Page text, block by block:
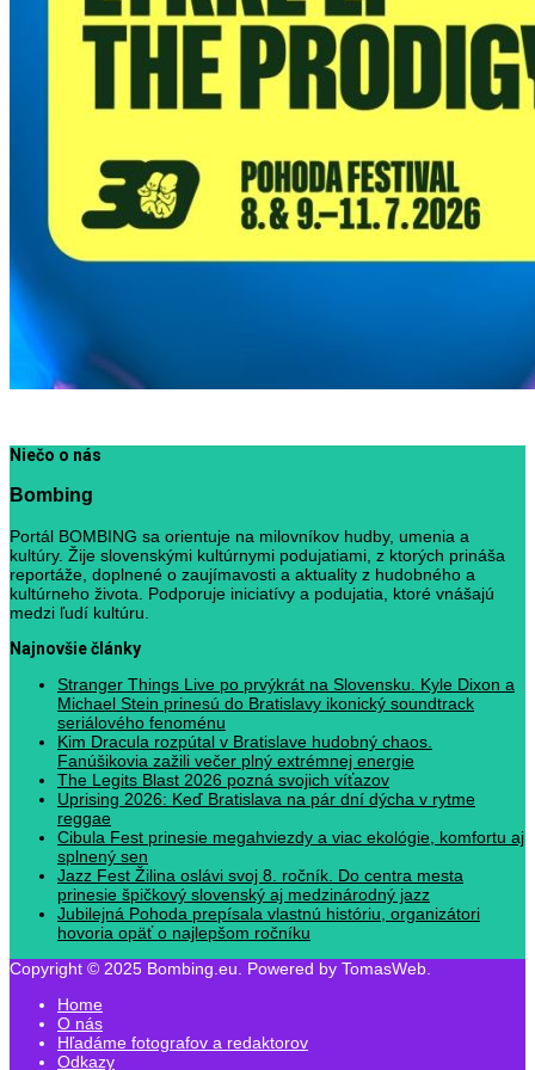
Niečo o nás
Bombing
Portál BOMBING sa orientuje na milovníkov hudby, umenia a
kultúry. Žije slovenskými kultúrnymi podujatiami, z ktorých prináša
reportáže, doplnené o zaujímavosti a aktuality z hudobného a
kultúrneho života. Podporuje iniciatívy a podujatia, ktoré vnášajú
medzi ľudí kultúru.
Najnovšie články
Stranger Things Live po prvýkrát na Slovensku. Kyle Dixon a
Michael Stein prinesú do Bratislavy ikonický soundtrack
seriálového fenoménu
Kim Dracula rozpútal v Bratislave hudobný chaos.
Fanúšikovia zažili večer plný extrémnej energie
The Legits Blast 2026 pozná svojich víťazov
Uprising 2026: Keď Bratislava na pár dní dýcha v rytme
reggae
Cibula Fest prinesie megahviezdy a viac ekológie, komfortu aj
splnený sen
Jazz Fest Žilina oslávi svoj 8. ročník. Do centra mesta
prinesie špičkový slovenský aj medzinárodný jazz
Jubilejná Pohoda prepísala vlastnú históriu, organizátori
hovoria opäť o najlepšom ročníku
Copyright © 2025 Bombing.eu. Powered by TomasWeb.
Home
O nás
Hľadáme fotografov a redaktorov
Odkazy